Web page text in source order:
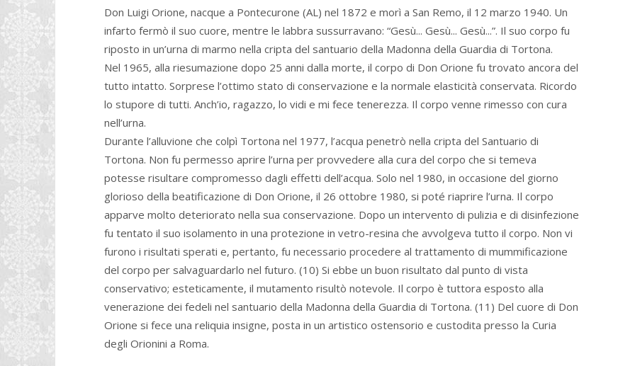
Don Luigi Orione, nacque a Pontecurone (AL) nel 1872 e morì a San Remo, il 12 marzo 1940. Un
infarto fermò il suo cuore, mentre le labbra sussurravano: “Gesù... Gesù... Gesù...”. Il suo corpo fu
riposto in un’urna di marmo nella cripta del santuario della Madonna della Guardia di Tortona.
Nel 1965, alla riesumazione dopo 25 anni dalla morte, il corpo di Don Orione fu trovato ancora del
tutto intatto. Sorprese l’ottimo stato di conservazione e la normale elasticità conservata. Ricordo
lo stupore di tutti. Anch’io, ragazzo, lo vidi e mi fece tenerezza. Il corpo venne rimesso con cura
nell’urna.
Durante l’alluvione che colpì Tortona nel 1977, l’acqua penetrò nella cripta del Santuario di
Tortona. Non fu permesso aprire l’urna per provvedere alla cura del corpo che si temeva
potesse risultare compromesso dagli effetti dell’acqua. Solo nel 1980, in occasione del giorno
glorioso della beatificazione di Don Orione, il 26 ottobre 1980, si poté riaprire l’urna. Il corpo
apparve molto deteriorato nella sua conservazione. Dopo un intervento di pulizia e di disinfezione
fu tentato il suo isolamento in una protezione in vetro-resina che avvolgeva tutto il corpo. Non vi
furono i risultati sperati e, pertanto, fu necessario procedere al trattamento di mummificazione
del corpo per salvaguardarlo nel futuro. (10) Si ebbe un buon risultato dal punto di vista
conservativo; esteticamente, il mutamento risultò notevole. Il corpo è tuttora esposto alla
venerazione dei fedeli nel santuario della Madonna della Guardia di Tortona. (11) Del cuore di Don
Orione si fece una reliquia insigne, posta in un artistico ostensorio e custodita presso la Curia
degli Orionini a Roma.